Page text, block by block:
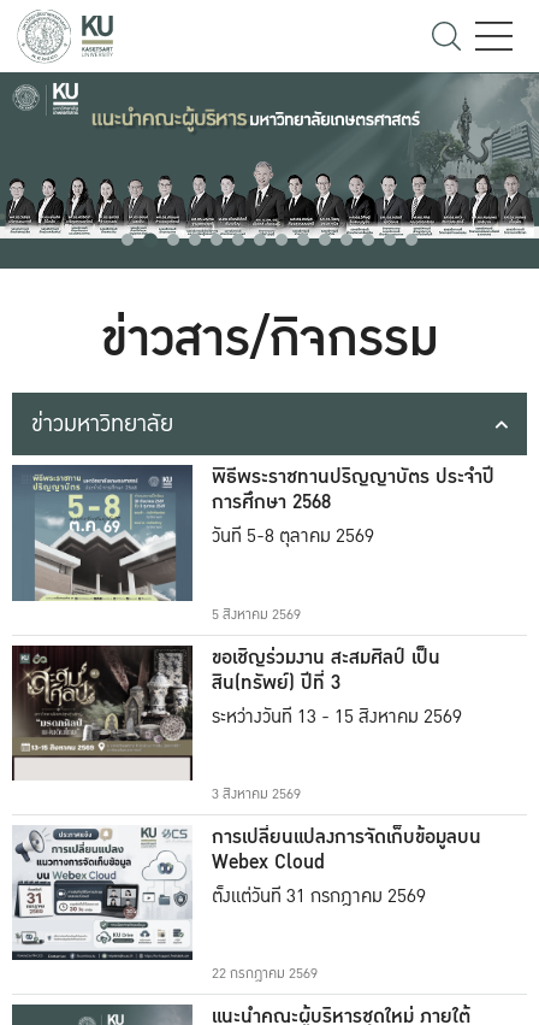
ข่าวสาร/กิจกรรม
ข่าวมหาวิทยาลัย
พิธีพระราชทานปริญญาบัตร ประจำปี
การศึกษา 2568
วันที่ 5-8 ตุลาคม 2569
5 สิงหาคม 2569
ขอเชิญร่วมงาน สะสมศิลป์ เป็น
สิน(ทรัพย์) ปีที่ 3
ระหว่างวันที่ 13 - 15 สิงหาคม 2569
3 สิงหาคม 2569
การเปลี่ยนแปลงการจัดเก็บข้อมูลบน
Webex Cloud
ตั้งแต่วันที่ 31 กรกฎาคม 2569
22 กรกฎาคม 2569
แนะนำคณะผู้บริหารชุดใหม่ ภายใต้